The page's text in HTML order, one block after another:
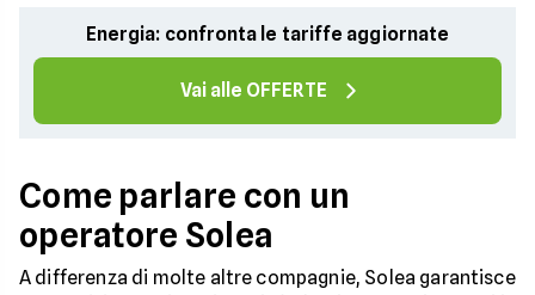
Energia: confronta le tariffe aggiornate
Vai alle OFFERTE
Come parlare con un
operatore Solea
A differenza di molte altre compagnie, Solea garantisce